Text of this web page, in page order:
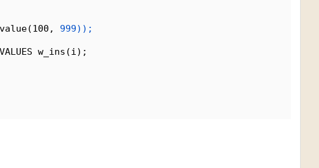
999));
w_ins(i);